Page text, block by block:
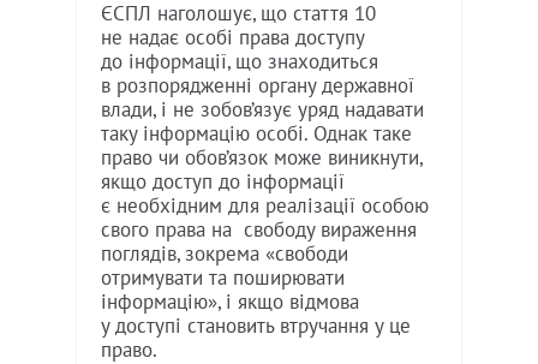
ЄСПЛ наголошує, що стаття 10
не надає особі права доступу
до інформації, що знаходиться
в розпорядженні органу державної
влади, і не зобов’язує уряд надавати
таку інформацію особі. Однак таке
право чи обов’язок може виникнути,
якщо доступ до інформації
є необхідним для реалізації особою
свого права на свободу вираження
поглядів, зокрема «свободи
отримувати та поширювати
інформацію», і якщо відмова
у доступі становить втручання у це
право.